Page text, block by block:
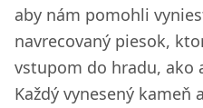
aby nám pomohli
navrecovaný piesok,
vstupom do hradu, ako
Každý vynesený